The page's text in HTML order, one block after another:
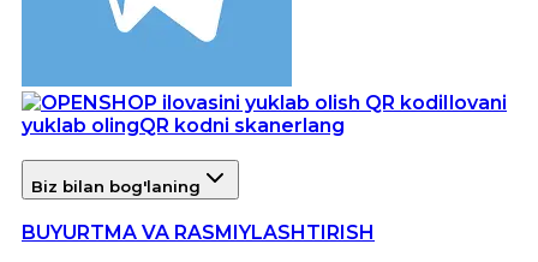
Ilovani
yuklab olingQR kodni skanerlang
Biz bilan bog'laning
BUYURTMA VA RASMIYLASHTIRISH